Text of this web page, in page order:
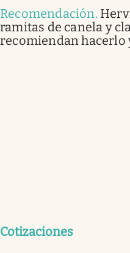
Recomendación.
ramitas de canela y
recomiendan hacerlo
Cotizaciones